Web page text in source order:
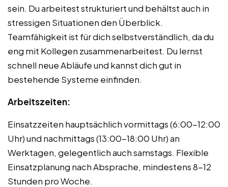
sein. Du arbeitest strukturiert und behältst auch in
stressigen Situationen den Überblick.
Teamfähigkeit ist für dich selbstverständlich, da du
eng mit Kollegen zusammenarbeitest. Du lernst
schnell neue Abläufe und kannst dich gut in
bestehende Systeme einfinden.
Arbeitszeiten:
Einsatzzeiten hauptsächlich vormittags (6:00-12:00
Uhr) und nachmittags (13:00-18:00 Uhr) an
Werktagen, gelegentlich auch samstags. Flexible
Einsatzplanung nach Absprache, mindestens 8-12
Stunden pro Woche.